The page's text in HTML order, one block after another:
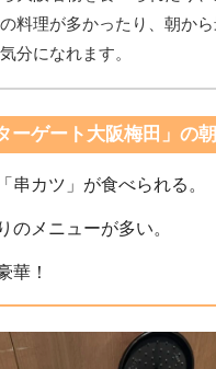
料理が多かったり、朝か
分になれます。
ーゲート大阪梅田」の
串カツ」が食べられる。
のメニューが多い。
華！